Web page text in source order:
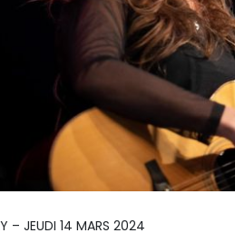
– JEUDI 14 MARS 2024